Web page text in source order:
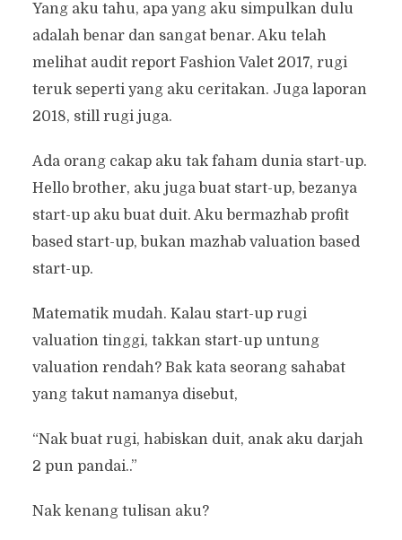
Yang aku tahu, apa yang aku simpulkan dulu
adalah benar dan sangat benar. Aku telah
melihat audit report Fashion Valet 2017, rugi
teruk seperti yang aku ceritakan. Juga laporan
2018, still rugi juga.
Ada orang cakap aku tak faham dunia start-up.
Hello brother, aku juga buat start-up, bezanya
start-up aku buat duit. Aku bermazhab profit
based start-up, bukan mazhab valuation based
start-up.
Matematik mudah. Kalau start-up rugi
valuation tinggi, takkan start-up untung
valuation rendah? Bak kata seorang sahabat
yang takut namanya disebut,
“Nak buat rugi, habiskan duit, anak aku darjah
2 pun pandai..”
Nak kenang tulisan aku?